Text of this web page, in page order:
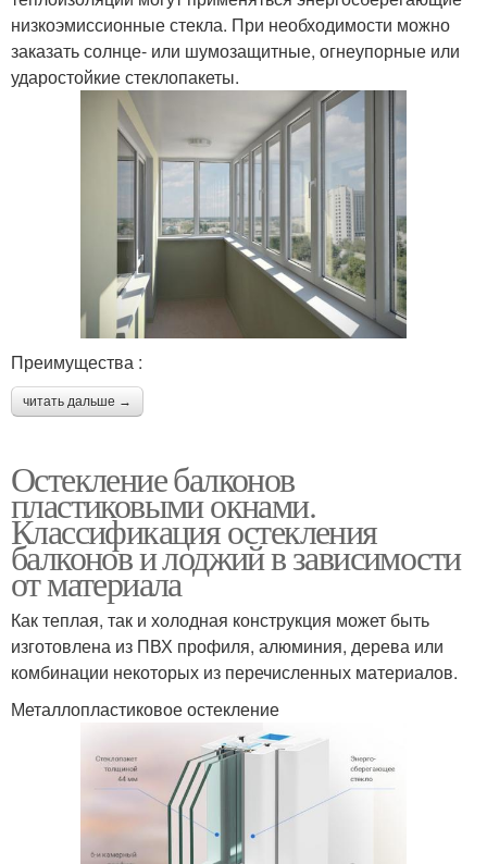
низкоэмиссионные стекла. При необходимости можно
заказать солнце- или шумозащитные, огнеупорные или
ударостойкие стеклопакеты.
Преимущества :
читать дальше →
Остекление балконов
пластиковыми окнами.
Классификация остекления
балконов и лоджий в зависимости
от материала
Как теплая, так и холодная конструкция может быть
изготовлена из ПВХ профиля, алюминия, дерева или
комбинации некоторых из перечисленных материалов.
Металлопластиковое остекление